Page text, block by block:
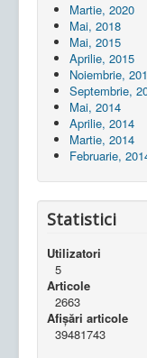
Martie, 2020
Mai, 2018
Mai, 2015
Aprilie, 2015
Noiembrie,
Septembrie,
Mai, 2014
Aprilie, 2014
Martie, 2014
Februarie,
Statistici
Utilizatori
5
Articole
2663
Afișări articole
39481743